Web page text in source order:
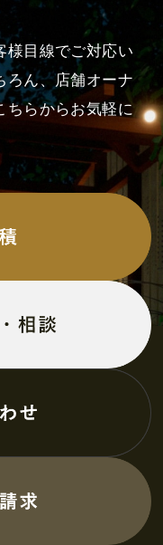
様目線でご対応い
ろん、店舗オーナ
ちらからお気軽に